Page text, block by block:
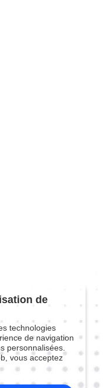
de
technologies
de navigation
personnalisées.
vous acceptez